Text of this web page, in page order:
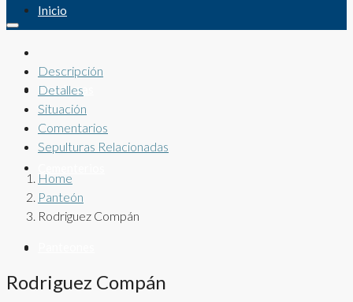
Inicio
Sepulturas
Descripción
Detalles
Situación
Comentarios
Sepulturas Relacionadas
Home
Panteón
Rodriguez Compán
Rodriguez Compán